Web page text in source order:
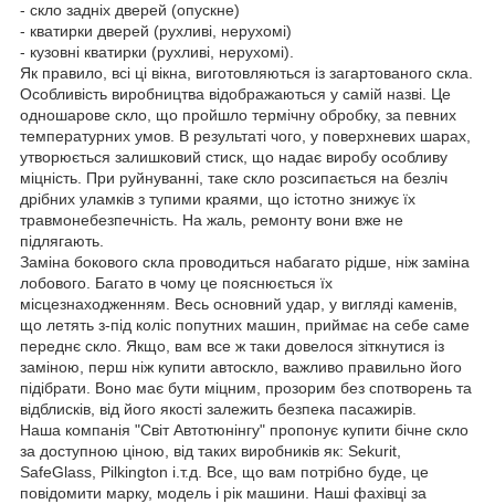
- скло задніх дверей (опускне)
- кватирки дверей (рухливі, нерухомі)
- кузовні кватирки (рухливі, нерухомі).
Як правило, всі ці вікна, виготовляються із загартованого скла.
Особливість виробництва відображаються у самій назві. Це
одношарове скло, що пройшло термічну обробку, за певних
температурних умов. В результаті чого, у поверхневих шарах,
утворюється залишковий стиск, що надає виробу особливу
міцність. При руйнуванні, таке скло розсипається на безліч
дрібних уламків з тупими краями, що істотно знижує їх
травмонебезпечність. На жаль, ремонту вони вже не
підлягають.
Заміна бокового скла проводиться набагато рідше, ніж заміна
лобового. Багато в чому це пояснюється їх
місцезнаходженням. Весь основний удар, у вигляді каменів,
що летять з-під коліс попутних машин, приймає на себе саме
переднє скло. Якщо, вам все ж таки довелося зіткнутися із
заміною, перш ніж купити автоскло, важливо правильно його
підібрати. Воно має бути міцним, прозорим без спотворень та
відблисків, від його якості залежить безпека пасажирів.
Наша компанія "Світ Автотюнінгу" пропонує купити бічне скло
за доступною ціною, від таких виробників як: Sekurit,
SafeGlass, Pilkington і.т.д. Все, що вам потрібно буде, це
повідомити марку, модель і рік машини. Наші фахівці за